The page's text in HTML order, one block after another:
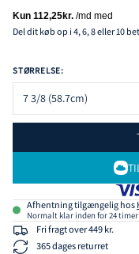
Del dit køb op i 4, 6, 8 eller 10
STØRRELSE:
7 3/8 (58.7cm)
Afhentning tilgængelig hos
Normalt klar inden for 24 timer
Fri fragt over 449 kr.
365 dages returret